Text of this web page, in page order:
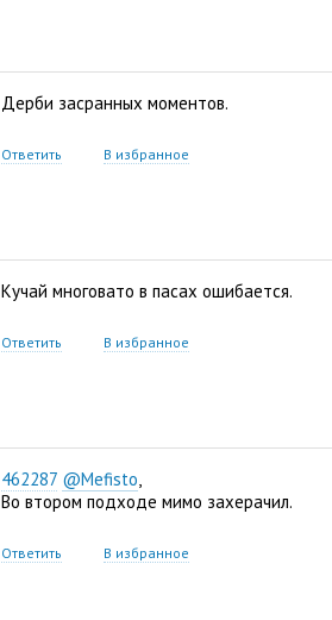
Дерби засранных моментов.
Ответить В избранное
Кучай многовато в пасах ошибается.
Ответить В избранное
462287 @Mefisto,
Во втором подходе мимо захерачил.
Ответить В избранное